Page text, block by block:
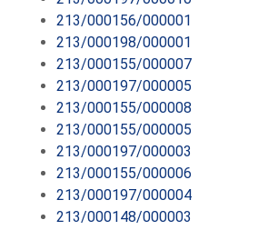
213/000156/000001
213/000198/000001
213/000155/000007
213/000197/000005
213/000155/000008
213/000155/000005
213/000197/000003
213/000155/000006
213/000197/000004
213/000148/000003